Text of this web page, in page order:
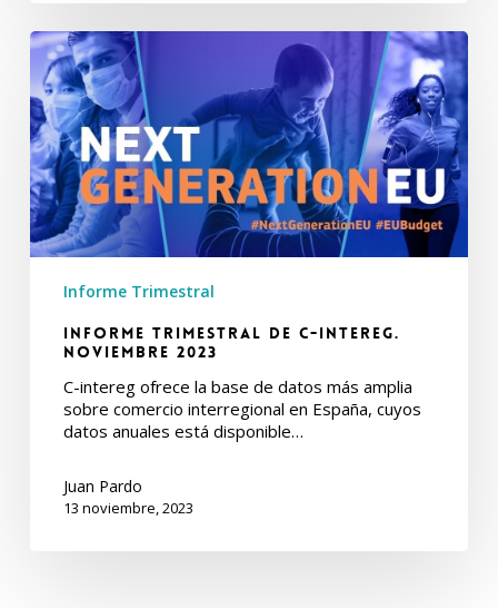
Informe
Trimestral
de
C-
intereg.
Noviembre
2023
Informe Trimestral
Informe Trimestral de C-intereg.
Noviembre 2023
C-intereg ofrece la base de datos más amplia
sobre comercio interregional en España, cuyos
datos anuales está disponible…
Juan Pardo
13 noviembre, 2023